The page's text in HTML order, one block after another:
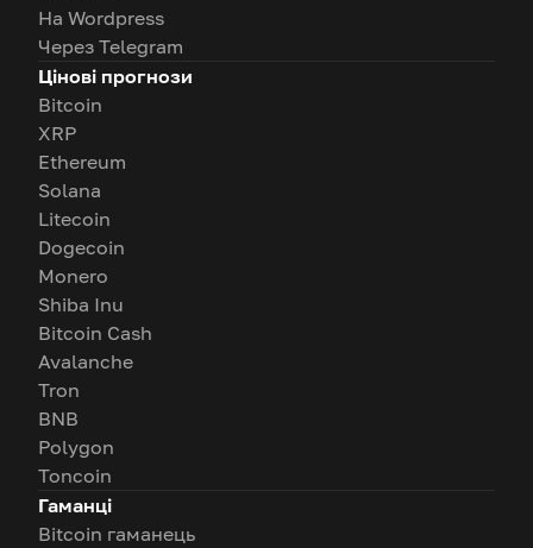
На Wordpress
Через Telegram
Цінові прогнози
Bitcoin
XRP
Ethereum
Solana
Litecoin
Dogecoin
Monero
Shiba Inu
Bitcoin Cash
Avalanche
Tron
BNB
Polygon
Toncoin
Гаманці
Bitcoin гаманець